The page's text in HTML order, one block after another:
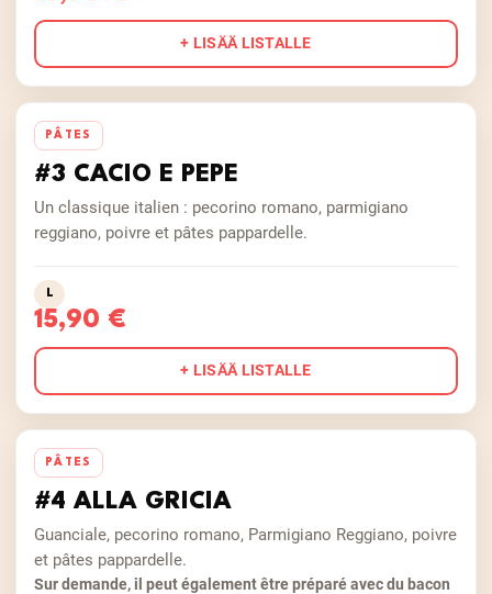
+ LISÄÄ LISTALLE
PÂTES
#3 CACIO E PEPE
Un classique italien : pecorino romano, parmigiano
reggiano, poivre et pâtes pappardelle.
L
15,90 €
+ LISÄÄ LISTALLE
PÂTES
#4 ALLA GRICIA
Guanciale, pecorino romano, Parmigiano Reggiano, poivre
et pâtes pappardelle.
Sur demande, il peut également être préparé avec du bacon